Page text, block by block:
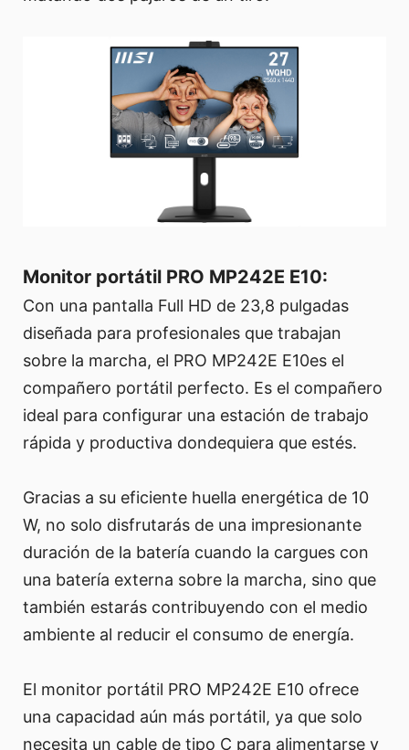
Monitor portátil PRO MP242E E10:
Con una pantalla Full HD de 23,8 pulgadas
diseñada para profesionales que trabajan
sobre la marcha, el PRO MP242E E10es el
compañero portátil perfecto. Es el compañero
ideal para configurar una estación de trabajo
rápida y productiva dondequiera que estés.
Gracias a su eficiente huella energética de 10
W, no solo disfrutarás de una impresionante
duración de la batería cuando la cargues con
una batería externa sobre la marcha, sino que
también estarás contribuyendo con el medio
ambiente al reducir el consumo de energía.
El monitor portátil PRO MP242E E10 ofrece
una capacidad aún más portátil, ya que solo
necesita un cable de tipo C para alimentarse y